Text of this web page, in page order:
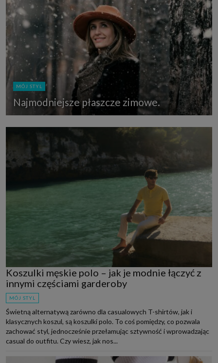
MÓJ STYL
Najmodniejsze płaszcze zimowe.
Koszulki męskie polo – jak je modnie łączyć z
innymi częściami garderoby
MÓJ STYL
Świetną alternatywą zarówno dla casualowych T-shirtów, jak i
klasycznych koszul, są koszulki polo. To coś pomiędzy, co pozwala
zachować styl, jednocześnie przełamując sztywność i wprowadzając
casual do outfitu. Czy wiesz, jak nos...